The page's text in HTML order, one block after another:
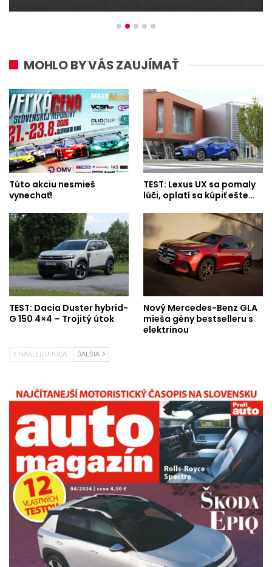
MOHLO BY VÁS ZAUJÍMAŤ
Túto akciu nesmieš
vynechať!
TEST: Lexus UX sa pomaly
lúči, oplatí sa kúpiť ešte…
TEST: Dacia Duster hybrid-
G 150 4×4 – Trojitý útok
Nový Mercedes-Benz GLA
mieša gény bestselleru s
elektrinou
NÁSLEDUJÚCA ĎALŠIA